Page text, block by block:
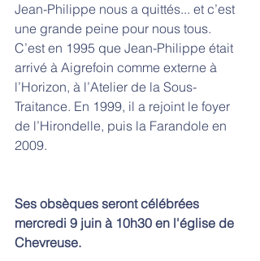
Jean-Philippe nous a quittés... et c’est
une grande peine pour nous tous.
C’est en 1995 que Jean-Philippe était
arrivé à Aigrefoin comme externe à
l’Horizon, à l’Atelier de la Sous-
Traitance. En 1999, il a rejoint le foyer
de l’Hirondelle, puis la Farandole en
2009.
Ses obsèques seront célébrées
mercredi 9 juin à 10h30 en l'église de
Chevreuse.